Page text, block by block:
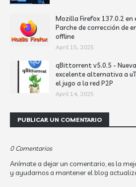
Mozilla Firefox 137.0.2 en
Parche de corrección de
offline
April 15, 2025
qBittorrent v5.0.5 -
excelente alternativa a
el jugo a la red P2P
April 14, 2025
PUBLICAR UN COMENTARIO
0 Comentarios
Anímate a dejar un comentario, es la
y ayudarnos a mantener el blog